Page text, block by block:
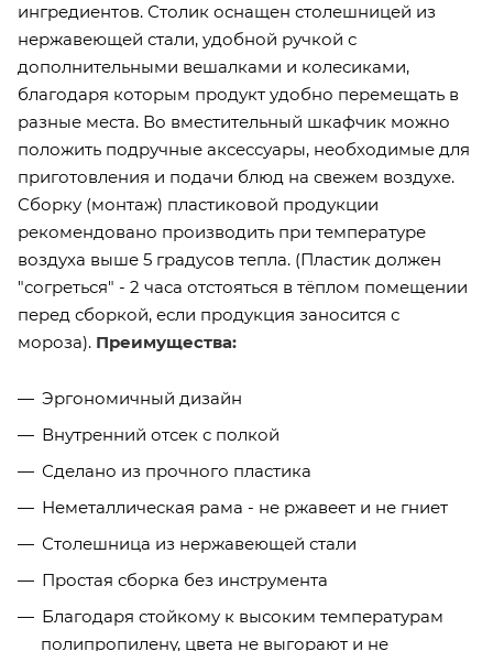
ингредиентов. Столик оснащен столешницей из
нержавеющей стали, удобной ручкой с
дополнительными вешалками и колесиками,
благодаря которым продукт удобно перемещать в
разные места. Во вместительный шкафчик можно
положить подручные аксессуары, необходимые для
приготовления и подачи блюд на свежем воздухе.
Сборку (монтаж) пластиковой продукции
рекомендовано производить при температуре
воздуха выше 5 градусов тепла. (Пластик должен
"согреться" - 2 часа отстояться в тёплом помещении
перед сборкой, если продукция заносится с
мороза). Преимущества:
Эргономичный дизайн
Внутренний отсек с полкой
Сделано из прочного пластика
Неметаллическая рама - не ржавеет и не гниет
Столешница из нержавеющей стали
Простая сборка без инструмента
Благодаря стойкому к высоким температурам
полипропилену, цвета не выгорают и не